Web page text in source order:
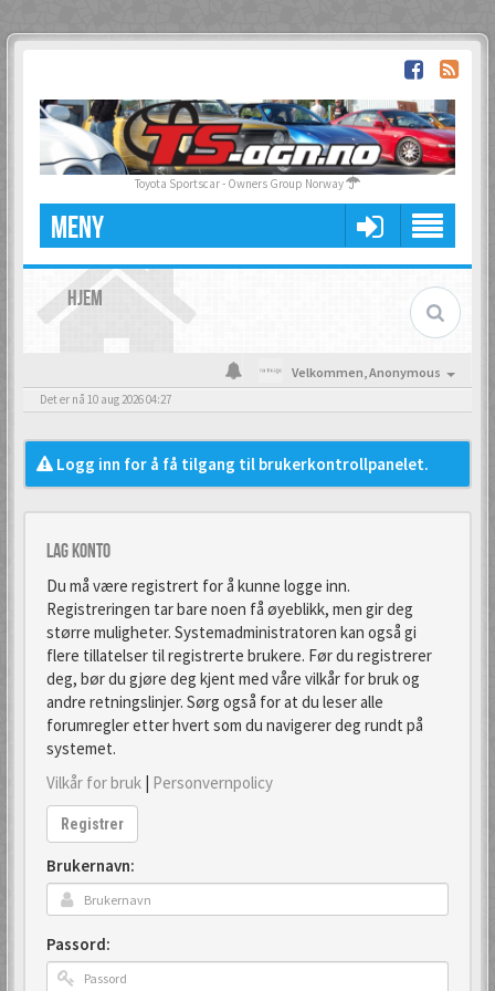
Toyota Sportscar - Owners Group Norway
MENY
HJEM
Velkommen,Anonymous
Det er nå 10 aug 2026 04:27
Logg inn for å få tilgang til brukerkontrollpanelet.
Lag konto
Du må være registrert for å kunne logge inn.
Registreringen tar bare noen få øyeblikk, men gir deg
større muligheter. Systemadministratoren kan også gi
flere tillatelser til registrerte brukere. Før du registrerer
deg, bør du gjøre deg kjent med våre vilkår for bruk og
andre retningslinjer. Sørg også for at du leser alle
forumregler etter hvert som du navigerer deg rundt på
systemet.
Vilkår for bruk | Personvernpolicy
Registrer
Brukernavn:
Passord: